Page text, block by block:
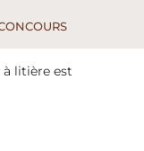
à litière est